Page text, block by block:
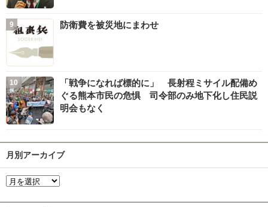
防衛費を被災地にまわせ
「戦争になれば標的に」 長射程ミサイル配備め
ぐる熊本市民の危惧 司令部のみ地下化し住民説
明会もなく
月別アーカイブ